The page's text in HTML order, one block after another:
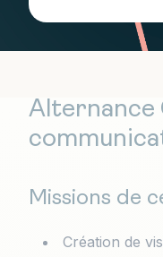
Alternance
Missions de
Création de